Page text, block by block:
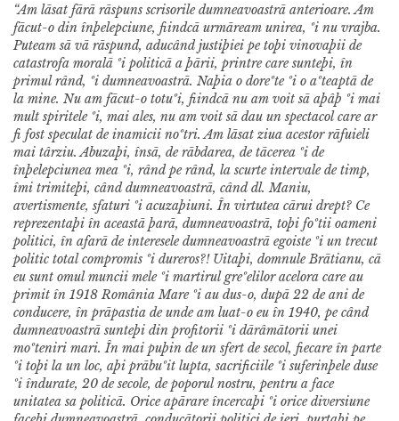
“Am lãsat fãrã rãspuns scrisorile dumneavoastrã anterioare. Am
fãcut-o din înþelepciune, fiindcã urmãream unirea, ºi nu vrajba.
Puteam sã vã rãspund, aducând justiþiei pe toþi vinovaþii de
catastrofa moralã ºi politicã a þãrii, printre care sunteþi, în
primul rând, ºi dumneavoastrã. Naþia o doreºte ºi o aºteaptã de
la mine. Nu am fãcut-o totuºi, fiindcã nu am voit sã aþâþ ºi mai
mult spiritele ºi, mai ales, nu am voit sã dau un spectacol care ar
fi fost speculat de inamicii noºtri. Am lãsat ziua acestor rãfuieli
mai târziu. Abuzaþi, însã, de rãbdarea, de tãcerea ºi de
înþelepciunea mea ºi, rând pe rând, la scurte intervale de timp,
îmi trimiteþi, când dumneavoastrã, când dl. Maniu,
avertismente, sfaturi ºi acuzaþiuni. În virtutea cãrui drept? Ce
reprezentaþi în aceastã þarã, dumneavoastrã, toþi foºtii oameni
politici, în afarã de interesele dumneavoastrã egoiste ºi un trecut
politic total compromis ºi dureros?! Uitaþi, domnule Brãtianu, cã
eu sunt omul muncii mele ºi martirul greºelilor acelora care au
primit în 1918 România Mare ºi au dus-o, dupã 22 de ani de
conducere, în prãpastia de unde am luat-o eu în 1940, pe când
dumneavoastrã sunteþi din profitorii ºi dãrâmãtorii unei
moºteniri mari. În mai puþin de un sfert de secol, fiecare în parte
ºi toþi la un loc, aþi prãbuºit lupta, sacrificiile ºi suferinþele duse
ºi îndurate, 20 de secole, de poporul nostru, pentru a face
unitatea sa politicã. Orice apãrare încercaþi ºi orice diversiune